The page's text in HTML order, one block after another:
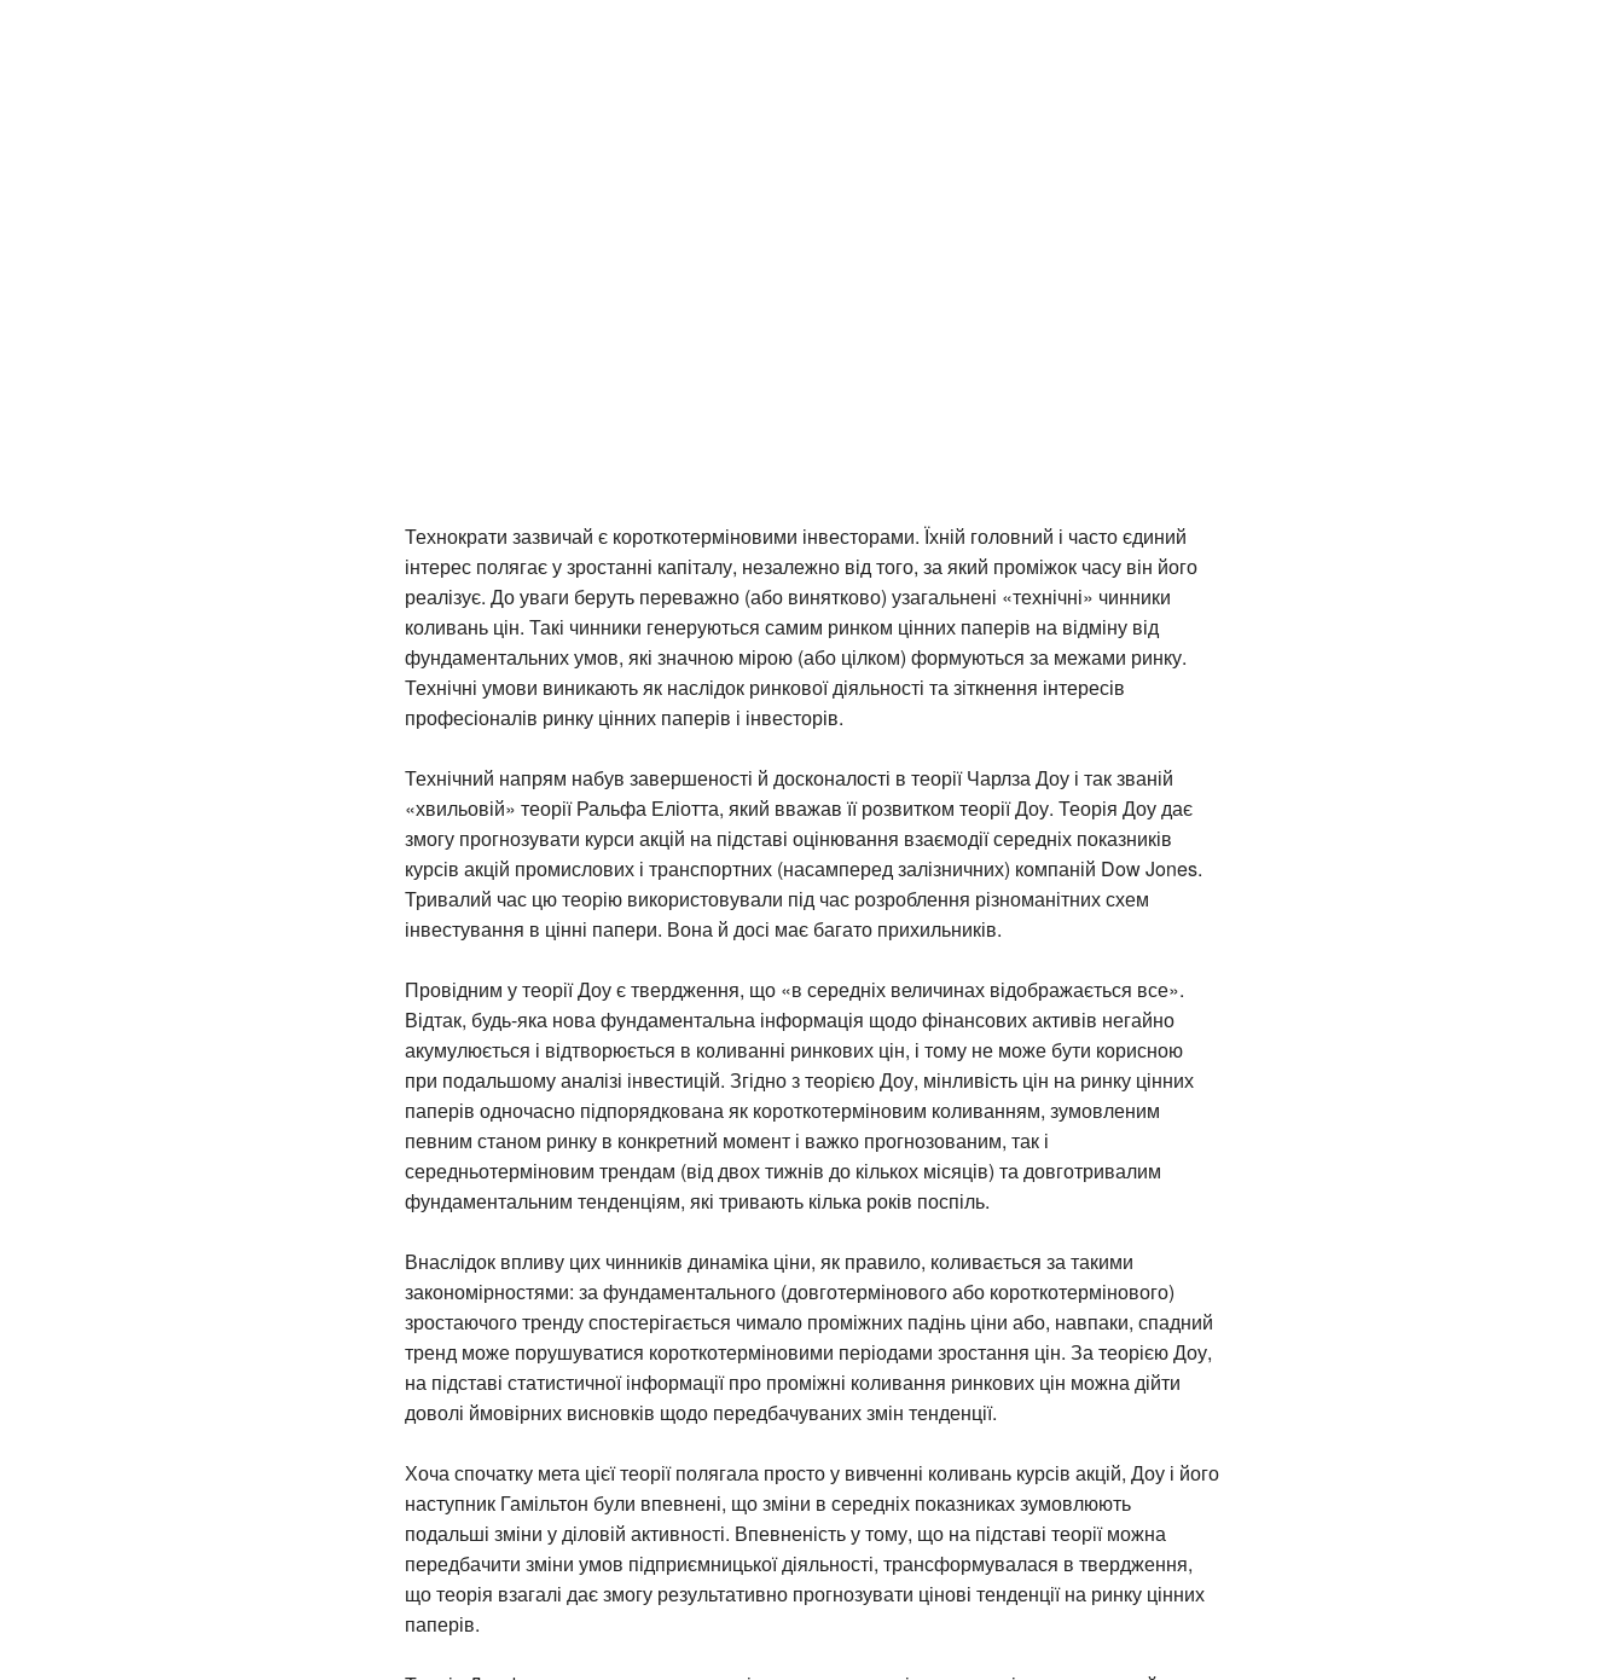
Технократи зазвичай є короткотерміновими інвесторами. Їхній головний і часто єдиний
інтерес полягає у зростанні капіталу, незалежно від того, за який проміжок часу він його
реалізує. До уваги беруть переважно (або винятково) узагальнені «технічні» чинники
коливань цін. Такі чинники генеруються самим ринком цінних паперів на відміну від
фундаментальних умов, які значною мірою (або цілком) формуються за межами ринку.
Технічні умови виникають як наслідок ринкової діяльності та зіткнення інтересів
професіоналів ринку цінних паперів і інвесторів.
Технічний напрям набув завершеності й досконалості в теорії Чарлза Доу і так званій
«хвильовій» теорії Ральфа Еліотта, який вважав її розвитком теорії Доу. Теорія Доу дає
змогу прогнозувати курси акцій на підставі оцінювання взаємодії середніх показників
курсів акцій промислових і транспортних (насамперед залізничних) компаній Dow Jones.
Тривалий час цю теорію використовували під час розроблення різноманітних схем
інвестування в цінні папери. Вона й досі має багато прихильників.
Провідним у теорії Доу є твердження, що «в середніх величинах відображається все».
Відтак, будь-яка нова фундаментальна інформація щодо фінансових активів негайно
акумулюється і відтворюється в коливанні ринкових цін, і тому не може бути корисною
при подальшому аналізі інвестицій. Згідно з теорією Доу, мінливість цін на ринку цінних
паперів одночасно підпорядкована як короткотерміновим коливанням, зумовленим
певним станом ринку в конкретний момент і важко прогнозованим, так і
середньотерміновим трендам (від двох тижнів до кількох місяців) та довготривалим
фундаментальним тенденціям, які тривають кілька років поспіль.
Внаслідок впливу цих чинників динаміка ціни, як правило, коливається за такими
закономірностями: за фундаментального (довготермінового або короткотермінового)
зростаючого тренду спостерігається чимало проміжних падінь ціни або, навпаки, спадний
тренд може порушуватися короткотерміновими періодами зростання цін. За теорією Доу,
на підставі статистичної інформації про проміжні коливання ринкових цін можна дійти
доволі ймовірних висновків щодо передбачуваних змін тенденції.
Хоча спочатку мета цієї теорії полягала просто у вивченні коливань курсів акцій, Доу і його
наступник Гамільтон були впевнені, що зміни в середніх показниках зумовлюють
подальші зміни у діловій активності. Впевненість у тому, що на підставі теорії можна
передбачити зміни умов підприємницької діяльності, трансформувалася в твердження,
що теорія взагалі дає змогу результативно прогнозувати цінові тенденції на ринку цінних
паперів.